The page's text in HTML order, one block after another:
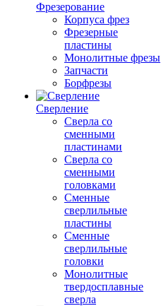
Фрезерование
Корпуса фрез
Фрезерные
пластины
Монолитные фрезы
Запчасти
Борфрезы
Сверление
Сверла со
сменными
пластинами
Сверла со
сменными
головками
Сменные
сверлильные
пластины
Сменные
сверлильные
головки
Монолитные
твердосплавные
сверла